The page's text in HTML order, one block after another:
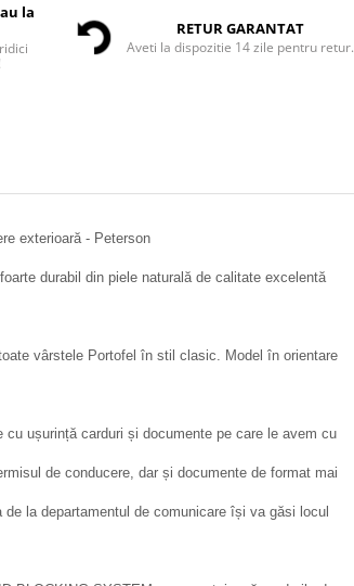
la
RETUR GARANTAT
Aveti la dispozitie 14 zile pentru retur.
exterioară - Peterson
durabil din piele naturală de calitate excelentă
vârstele Portofel în stil clasic. Model în orientare
cu ușurință carduri și documente pe care le avem cu
de conducere, dar și documente de format mai
la departamentul de comunicare își va găsi locul